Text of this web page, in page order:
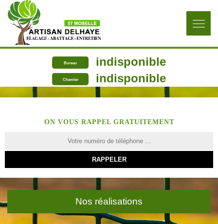
Bureau indisponible
Chantier indisponible
ON VOUS RAPPEL GRATUITEMENT
Nos réalisations